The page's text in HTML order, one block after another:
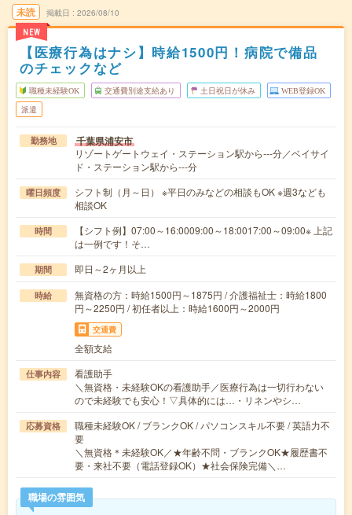
未読
NEW
掲載日 2026/08/10
【医療行為はナシ】時給1500円！病院で備品
のチェックなど
職種未経験OK 交通費別途支給あり 土日祝日が休み WEB登録OK
派遣
勤務地 千葉県浦安市
リゾートゲートウェイ・ステーション駅から---分／ベイサイ
ド・ステーション駅から---分
曜日頻度
シフト制（月～日） ※平日のみなどの相談もOK ※週3なども
相談OK
時間
【シフト例】07:00～16:0009:00～18:0017:00～09:00※ 上記
は一例です！そ…
期間 即日～2ヶ月以上
時給
無資格の方：時給1500円～1875円 / 介護福祉士：時給1800
円～2250円 / 初任者以上：時給1600円～2000円
交通費
全額支給
仕事内容
看護助手
＼無資格・未経験OKの看護助手／医療行為は一切行わない
ので未経験でも安心！▽具体的には…・リネンやシ…
応募資格
職種未経験OK / ブランクOK / パソコンスキル不要 / 英語力不
要
＼無資格＊未経験OK／★年齢不問・ブランクOK★履歴書不
要・来社不要（電話登録OK）★社会保険完備＼…
職場の雰囲気